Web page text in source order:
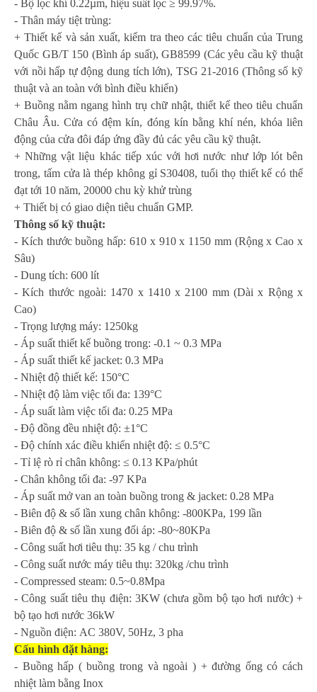
- Bộ lọc khí 0.22µm, hiệu suất lọc ≥ 99.97%.
- Thân máy tiệt trùng:
+ Thiết kế và sản xuất, kiểm tra theo các tiêu chuẩn của Trung
Quốc GB/T 150 (Bình áp suất), GB8599 (Các yêu cầu kỹ thuật
với nồi hấp tự động dung tích lớn), TSG 21-2016 (Thông số kỹ
thuật và an toàn với bình điều khiển)
+ Buồng nằm ngang hình trụ chữ nhật, thiết kế theo tiêu chuẩn
Châu Âu. Cửa có đệm kín, đóng kín bằng khí nén, khóa liên
động của cửa đôi đáp ứng đầy đủ các yêu cầu kỹ thuật.
+ Những vật liệu khác tiếp xúc với hơi nước như lớp lót bên
trong, tấm cửa là thép không gỉ S30408, tuổi thọ thiết kế có thể
đạt tới 10 năm, 20000 chu kỳ khử trùng
+ Thiết bị có giao diện tiêu chuẩn GMP.
Thông số kỹ thuật:
- Kích thước buồng hấp: 610 x 910 x 1 150 mm (Rộng x Cao x
Sâu)
- Dung tích: 600 lít
- Kích thước ngoài: 1470 x 1410 x 2100 mm (Dài x Rộng x
Cao)
- Trọng lượng máy: 1250kg
- Áp suất thiết kế buồng trong: -0.1 ~ 0.3 MPa
- Áp suất thiết kế jacket: 0.3 MPa
- Nhiệt độ thiết kế: 150°C
- Nhiệt độ làm việc tối đa: 139°C
- Áp suất làm việc tối đa: 0.25 MPa
- Độ đồng đều nhiệt độ: ±1°C
- Độ chính xác điều khiển nhiệt độ: ≤ 0.5°C
- Tỉ lệ rò rỉ chân không: ≤ 0.13 KPa/phút
- Chân không tối đa: -97 KPa
- Áp suất mở van an toàn buồng trong & jacket: 0.28 MPa
- Biên độ & số lần xung chân không: -800KPa, 199 lần
- Biên độ & số lần xung đối áp: -80~80KPa
- Công suất hơi tiêu thụ: 35 kg / chu trình
- Công suất nước máy tiêu thụ: 320kg /chu trình
- Compressed steam: 0.5~0.8Mpa
- Công suất tiêu thụ điện: 3KW (chưa gồm bộ tạo hơi nước) +
bộ tạo hơi nước 36kW
- Nguồn điện: AC 380V, 50Hz, 3 pha
Cấu hình đặt hàng:
- Buồng hấp ( buồng trong và ngoài ) + đường ống có cách
nhiệt làm bằng Inox